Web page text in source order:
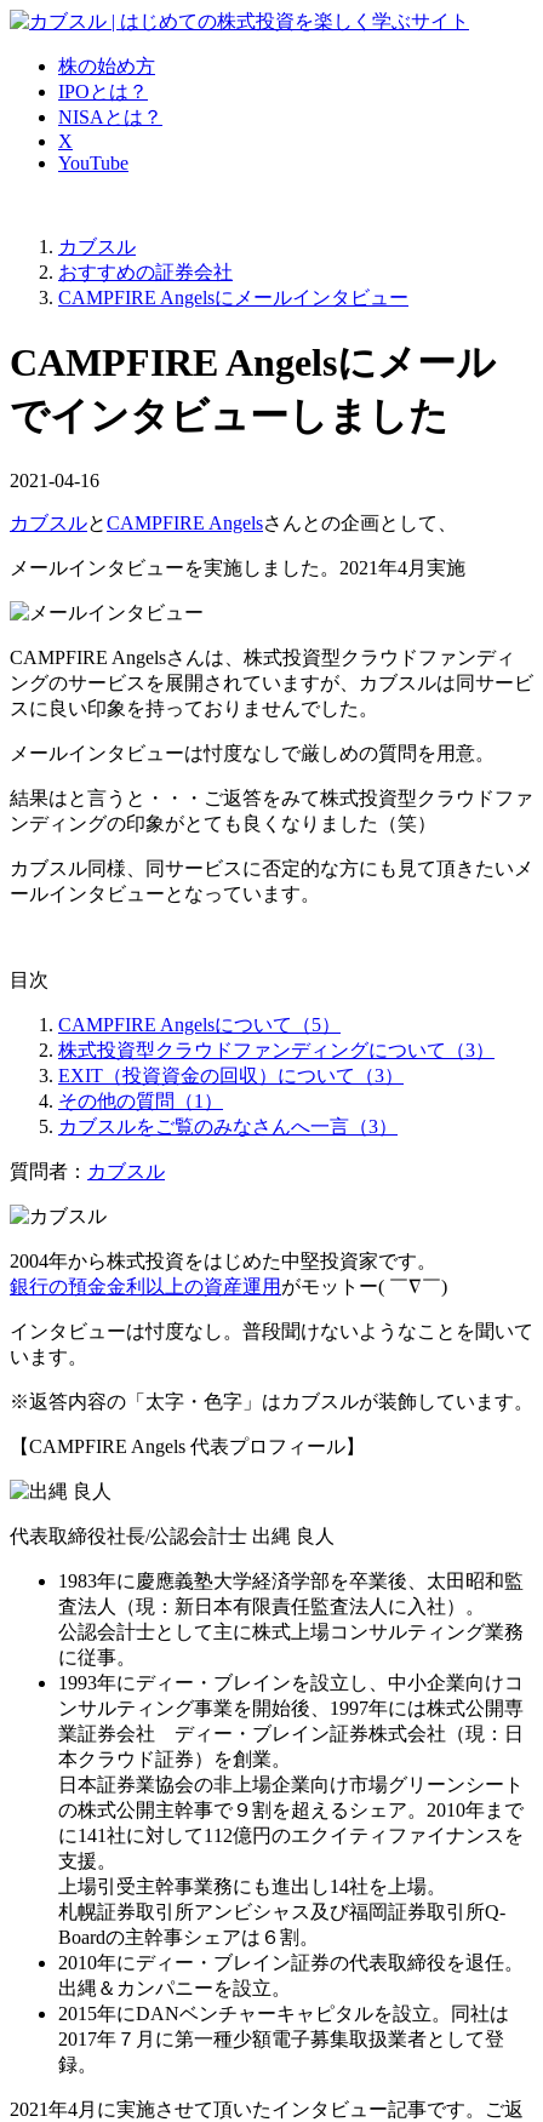
株の始め方
IPOとは？
NISAとは？
X
YouTube
カブスル
おすすめの証券会社
CAMPFIRE Angelsにメールインタビュー
CAMPFIRE Angelsにメール
でインタビューしました
2021-04-16
カブスルとCAMPFIRE Angelsさんとの企画として、
メールインタビューを実施しました。 2021年4月実施
CAMPFIRE Angelsさんは、 株式投資型クラウドファンディ
ングのサービスを展開 されていますが、カブスルは同サービ
スに良い印象を持っておりませんでした。
メールインタビューは忖度なしで厳しめの質問 を用意。
結果はと言うと・・・ご返答をみて株式投資型クラウドファ
ンディングの印象がとても良くなりました（笑）
カブスル同様、同サービスに否定的な方にも見て頂きたいメ
ールインタビューとなっています。
目次
CAMPFIRE Angelsについて（5）
株式投資型クラウドファンディングについて（3）
EXIT（投資資金の回収）について（3）
その他の質問（1）
カブスルをご覧のみなさんへ一言（3）
質問者： カブスル
2004年から株式投資をはじめた中堅投資家です。
銀行の預金金利以上の資産運用 がモットー( ￣∇￣)
インタビューは忖度なし。普段聞けないようなことを聞いて
います。
※返答内容の「太字・色字」はカブスルが装飾しています。
【CAMPFIRE Angels 代表プロフィール】
代表取締役社長/公認会計士 出縄 良人
1983年に慶應義塾大学経済学部を卒業後、太田昭和監
査法人（現：新日本有限責任監査法人に入社）。
公認会計士として主に株式上場コンサルティング業務
に従事。
1993年にディー・ブレインを設立し、中小企業向けコ
ンサルティング事業を開始後、1997年には株式公開専
業証券会社 ディー・ブレイン証券株式会社（現：日
本クラウド証券）を創業。
日本証券業協会の非上場企業向け市場グリーンシート
の株式公開主幹事で９割を超えるシェア。2010年まで
に141社に対して112億円のエクイティファイナンスを
支援。
上場引受主幹事業務にも進出し14社を上場。
札幌証券取引所アンビシャス及び福岡証券取引所Q-
Boardの主幹事シェアは６割。
2010年にディー・ブレイン証券の代表取締役を退任。
出縄＆カンパニーを設立。
2015年にDANベンチャーキャピタルを設立。同社は
2017年７月に第一種少額電子募集取扱業者として登
録。
2021年4月に実施させて頂いたインタビュー記事です。ご返